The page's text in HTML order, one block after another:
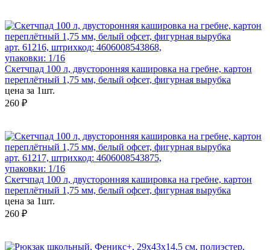
арт. 61216, штрихкод: 4606008543868,
упаковки: 1/16
Скетчпад 100 л, двусторонняя кашировка на гребне, картон
переплётный 1,75 мм, белый офсет, фигурная вырубка
цена за 1шт.
260 ₽
арт. 61217, штрихкод: 4606008543875,
упаковки: 1/16
Скетчпад 100 л, двусторонняя кашировка на гребне, картон
переплётный 1,75 мм, белый офсет, фигурная вырубка
цена за 1шт.
260 ₽